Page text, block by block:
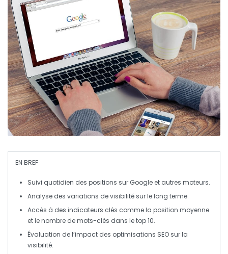
EN BREF
Suivi quotidien des positions sur Google et autres moteurs.
Analyse des variations de visibilité sur le long terme.
Accès à des indicateurs clés comme la position moyenne
et le nombre de mots-clés dans le top 10.
Évaluation de l’impact des optimisations SEO sur la
visibilité.